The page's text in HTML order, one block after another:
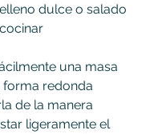
dulce o salado
una masa
redonda
de la manera
ligeramente el